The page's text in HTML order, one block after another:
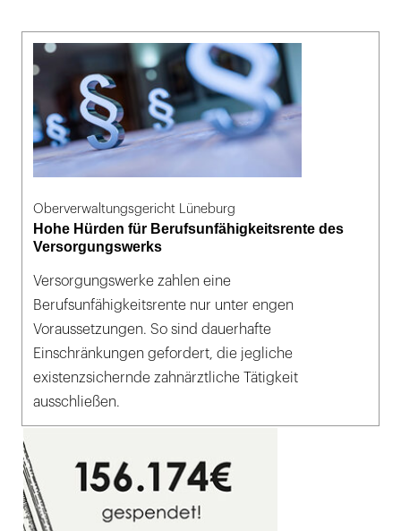
Oberverwaltungsgericht Lüneburg
Hohe Hürden für Berufsunfähigkeitsrente des
Versorgungswerks
Versorgungswerke zahlen eine
Berufsunfähigkeitsrente nur unter engen
Voraussetzungen. So sind dauerhafte
Einschränkungen gefordert, die jegliche
existenzsichernde zahnärztliche Tätigkeit
ausschließen.